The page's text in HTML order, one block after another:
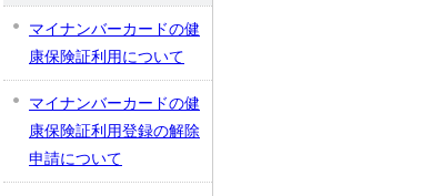
マイナンバーカードの健
康保険証利用について
マイナンバーカードの健
康保険証利用登録の解除
申請について